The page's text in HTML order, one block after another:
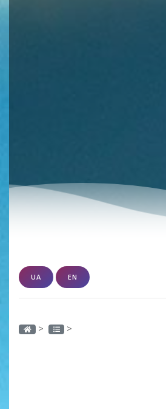
UA EN
> >